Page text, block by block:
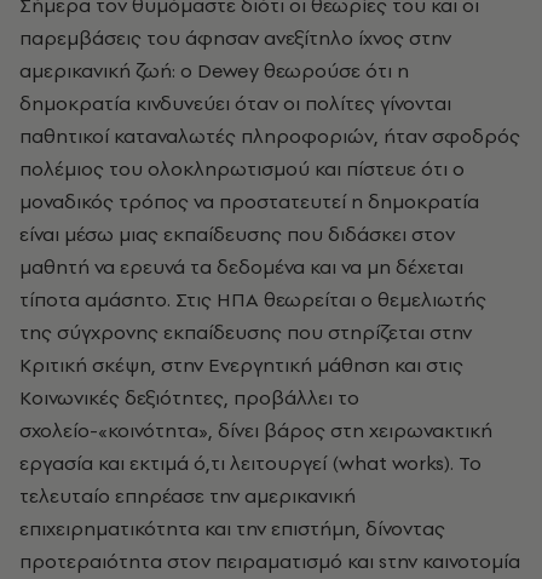
παρεμβάσεις του άφησαν ανεξίτηλο ίχνος στην
αμερικανική ζωή: ο Dewey θεωρούσε ότι η
δημοκρατία κινδυνεύει όταν οι πολίτες γίνονται
παθητικοί καταναλωτές πληροφοριών, ήταν σφοδρός
πολέμιος του ολοκληρωτισμού και πίστευε ότι ο
μοναδικός τρόπος να προστατευτεί η δημοκρατία
είναι μέσω μιας εκπαίδευσης που διδάσκει στον
μαθητή να ερευνά τα δεδομένα και να μη δέχεται
τίποτα αμάσητο. Στις ΗΠΑ θεωρείται ο θεμελιωτής
της σύγχρονης εκπαίδευσης που στηρίζεται στην
Κριτική σκέψη, στην Ενεργητική μάθηση και στις
Κοινωνικές δεξιότητες, προβάλλει το
σχολείο-«κοινότητα», δίνει βάρος στη χειρωνακτική
εργασία και εκτιμά ό,τι λειτουργεί (what works). Το
τελευταίο επηρέασε την αμερικανική
επιχειρηματικότητα και την επιστήμη, δίνοντας
προτεραιότητα στον πειραματισμό και sτην καινοτομία